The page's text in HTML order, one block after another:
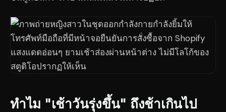
ทำไม "เช้าวันรุ่งขึ้น" ถึงช้าเกินไป